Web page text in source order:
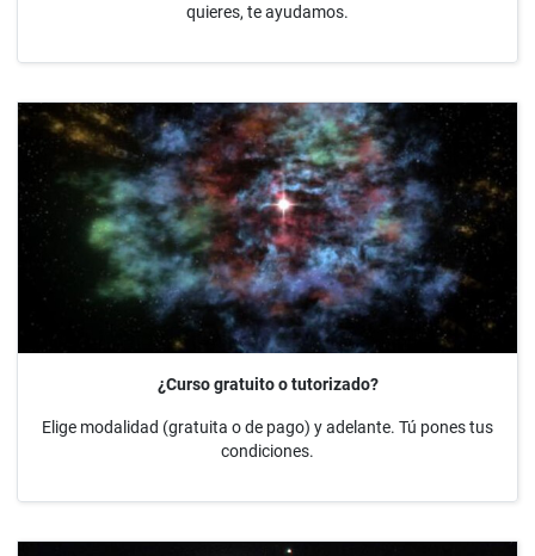
quieres, te ayudamos.
¿Curso gratuito o tutorizado?
Elige modalidad (gratuita o de pago) y adelante. Tú pones tus
condiciones.